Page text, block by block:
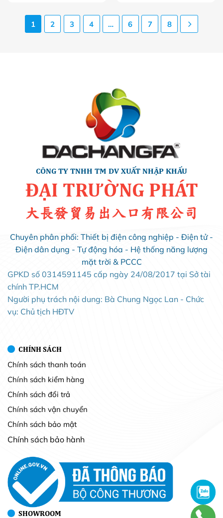
1 2 3 4 … 6 7 8
CÔNG TY TNHH TM DV XUẤT NHẬP KHẨU
ĐẠI TRƯỜNG PHÁT
大長發貿易出入口有限公司
Chuyên phân phối: Thiết bị điện công nghiệp - Điện tử -
Điện dân dụng - Tự động hóa - Hệ thống năng lượng
mặt trời & PCCC
GPKD số 0314591145 cấp ngày 24/08/2017 tại Sở tài
chính TP.HCM
Người phụ trách nội dung: Bà Chung Ngọc Lan - Chức
vụ: Chủ tịch HĐTV
CHÍNH SÁCH
Chính sách thanh toán
Chính sách kiểm hàng
Chính sách đổi trả
Chính sách vận chuyển
Chính sách bảo mật
Chính sách bảo hành
SHOWROOM